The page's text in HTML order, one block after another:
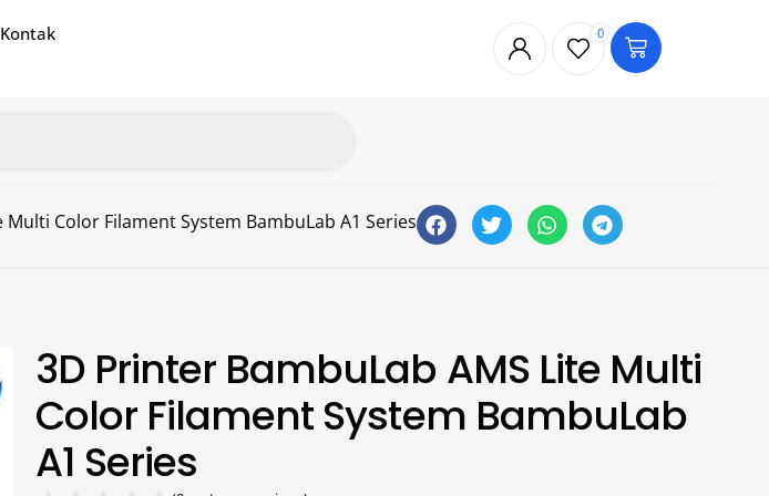
Kontak 0
Color Filament System BambuLab A1 Series
3D Printer BambuLab AMS Lite Multi
Color Filament System BambuLab
A1 Series